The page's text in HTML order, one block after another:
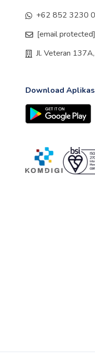
+62 852 3230
[email protected]
Jl. Veteran
Download